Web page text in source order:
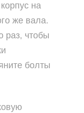
на
же вала.
раз, чтобы
болты